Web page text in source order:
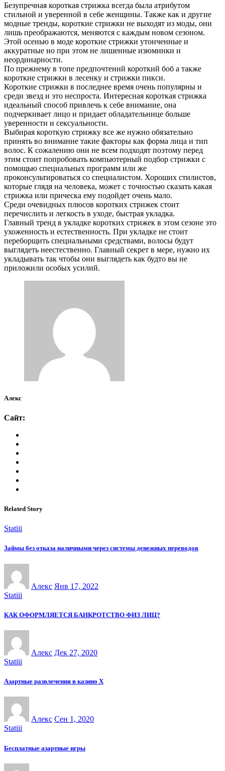
Безупречная короткая стрижка всегда была атрибутом
стильной и уверенной в себе женщины. Также как и другие
модные тренды, короткие стрижки не выходят из моды, они
лишь преображаются, меняются с каждым новом сезоном.
Этой осенью в моде короткие стрижки утонченные и
аккуратные но при этом не лишенные изюминки и
неординарности.
По прежнему в топе предпочтений короткий боб а также
короткие стрижки в лесенку и стрижки пикси.
Короткие стрижки в последнее время очень популярны и
среди звезд и это неспроста. Интересная короткая стрижка
идеальный способ привлечь к себе внимание, она
подчеркивает лицо и придает обладательнице больше
уверенности и сексуальности.
Выбирая короткую стрижку все же нужно обязательно
принять во внимание такие факторы как форма лица и тип
волос. К сожалению они не всем подходят поэтому перед
этим стоит попробовать компьютерный подбор стрижки с
помощью специальных программ или же
проконсультироваться со специалистом. Хороших стилистов,
которые глядя на человека, может с точностью сказать какая
стрижка или прическа ему подойдет очень мало.
Среди очевидных плюсов коротких стрижек стоит
перечислить и легкость в уходе, быстрая укладка.
Главный тренд в укладке коротких стрижек в этом сезоне это
ухоженность и естественность. При укладке не стоит
переборщить специальными средствами, волосы будут
выглядеть неестественно. Главный секрет в мере, нужно их
укладывать так чтобы они выглядеть как будто вы не
приложили особых усилий.
Алекс
Сайт:
Related Story
Statiii
Займы без отказа наличными через системы денежных переводов
Алекс Янв 17, 2022
Statiii
КАК ОФОРМЛЯЕТСЯ БАНКРОТСТВО ФИЗ ЛИЦ?
Алекс Дек 27, 2020
Statiii
Азартные развлечения в казино Х
Алекс Сен 1, 2020
Statiii
Бесплатные азартные игры